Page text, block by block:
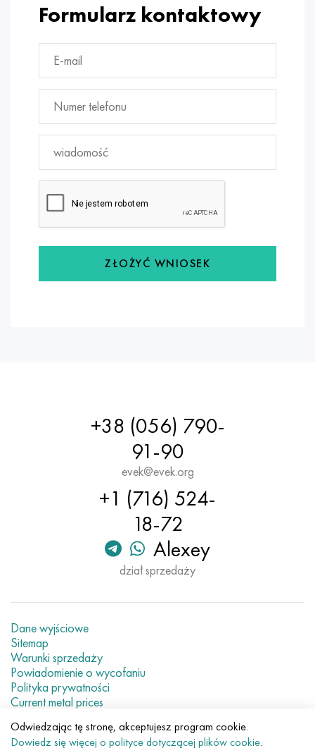
Formularz kontaktowy
ZŁOŻYĆ WNIOSEK
+38 (056) 790-
91-90
evek@evek.org
+1 (716) 524-
18-72
Alexey
dział sprzedaży
Dane wyjściowe
Sitemap
Warunki sprzedaży
Powiadomienie o wycofaniu
Polityka prywatności
Current metal prices
© 2007–2026 «Evek GmbH»
Odwiedzając tę stronę, akceptujesz program cookie.
Dowiedz się więcej o polityce dotyczącej plików cookie.